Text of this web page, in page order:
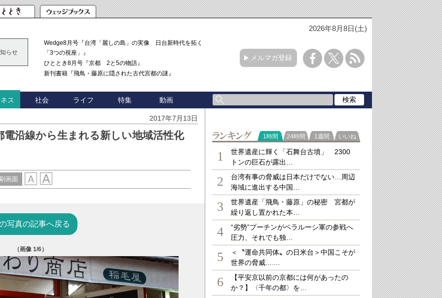
2026年8月8日(土)
らせ
Wedge8月号『台湾「麗しの島」の実像 日台新時代を拓く
「3つの視座」』
ひととき8月号『京都 2と5の物語』
新刊書籍『飛鳥・藤原に隠された古代宮都の謎』
メルマガ登録
ス 社会 ライフ 特集 動画
2017年7月13日
沿線から生まれる新しい地域活性化
画面
写真の記事へ戻る
（画像1/6）
ラ
1時間 24時間 1週間 いいね
1
世界遺産に輝く「石舞台古墳」 2300
トンの巨石が露出…
2
台湾有事の脅威は日本だけでない…周辺
海域に進出する中国…
3
世界遺産「飛鳥・藤原」の秘密 宮都が
繰り返し置かれた本…
4
“劣勢”プーチンがベラルーシ軍の参戦へ
圧力、それでも独…
5
＜〝運命共同体〟の日米台＞中国こそが
世界の脅威....…
6
【平安京以前の京都には何があったの
か？】〈千年の都〉を…